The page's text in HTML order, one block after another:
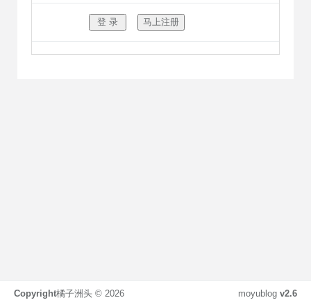
moyublog v2.6
Copyright橘子洲头 © 2026